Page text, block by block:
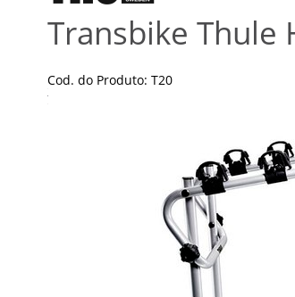
Transbike Thule
Cod. do Produto: T20